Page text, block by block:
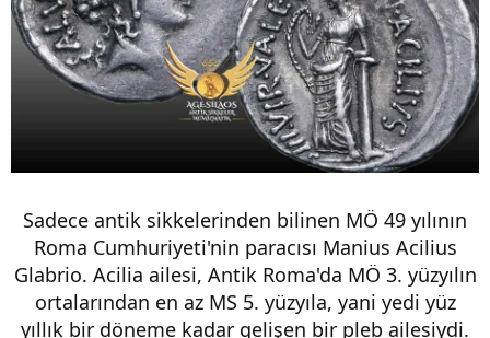
Sadece antik sikkelerinden bilinen MÖ 49 yılının
Roma Cumhuriyeti'nin paracısı Manius Acilius
Glabrio. Acilia ailesi, Antik Roma'da MÖ 3. yüzyılın
ortalarından en az MS 5. yüzyıla, yani yedi yüz
yıllık bir döneme kadar gelişen bir pleb ailesiydi.